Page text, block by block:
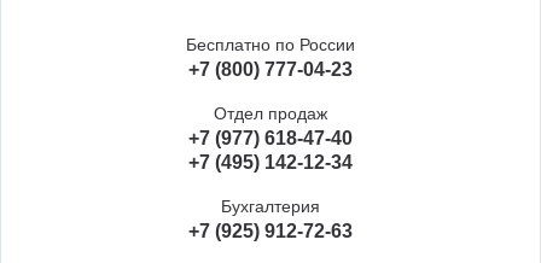
Бесплатно по России
+7 (800) 777-04-23
Отдел продаж
+7 (977) 618-47-40
+7 (495) 142-12-34
Бухгалтерия
+7 (925) 912-72-63